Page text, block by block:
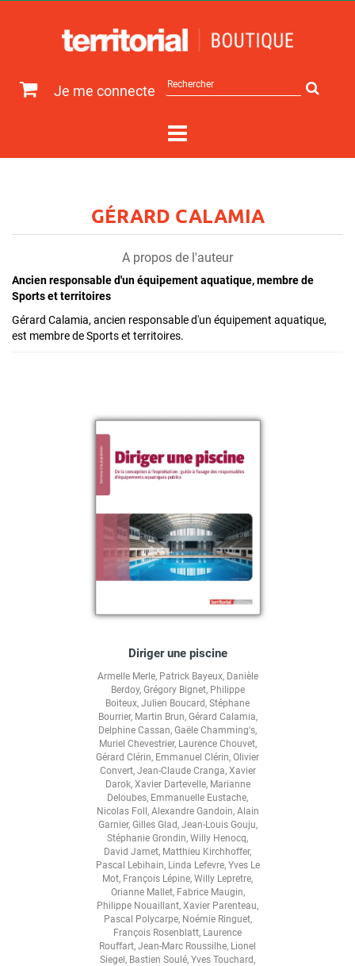
Je me connecte
sur
GÉRARD CALAMIA
A propos de l'auteur
Ancien responsable d'un équipement aquatique, membre de
Sports et territoires
Gérard Calamia, ancien responsable d'un équipement aquatique,
est membre de Sports et territoires.
Diriger une piscine
Armelle Merle, Patrick Bayeux, Danièle
Berdoy, Grégory Bignet, Philippe
Boiteux, Julien Boucard, Stéphane
Bourrier, Martin Brun, Gérard Calamia,
Delphine Cassan, Gaële Chamming's,
Muriel Chevestrier, Laurence Chouvet,
Gérard Clérin, Emmanuel Clérin, Olivier
Convert, Jean-Claude Cranga, Xavier
Darok, Xavier Dartevelle, Marianne
Deloubes, Emmanuelle Eustache,
Nicolas Foll, Alexandre Gandoin, Alain
Garnier, Gilles Glad, Jean-Louis Gouju,
Stéphanie Grondin, Willy Henocq,
David Jamet, Matthieu Kirchhoffer,
Pascal Lebihain, Linda Lefevre, Yves Le
Mot, François Lépine, Willy Lepretre,
Orianne Mallet, Fabrice Maugin,
Philippe Nouaillant, Xavier Parenteau,
Pascal Polycarpe, Noémie Ringuet,
François Rosenblatt, Laurence
Rouffart, Jean-Marc Roussilhe, Lionel
Siegel, Bastien Soulé, Yves Touchard,